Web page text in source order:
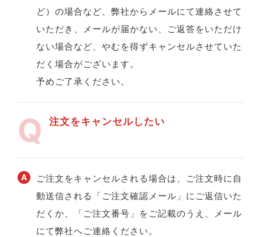
ど）の場合など、弊社からメールにて連絡させて
いただき、メールが届かない、ご返答をいただけ
ない場合など、やむを得ずキャンセルさせていた
だく場合がございます。
予めご了承ください。
注文をキャンセルしたい
ご注文をキャンセルされる場合は、ご注文時に自
動送信される「ご注文確認メール」にご返信いた
だくか、「ご注文番号」をご記載のうえ、メール
にて弊社へご連絡ください。